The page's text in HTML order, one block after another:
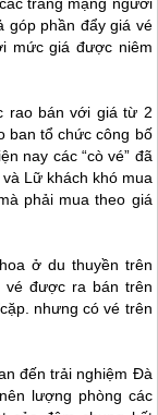
góp phần đẩy giá vé
mức giá được niêm
rao bán với giá từ 2
ban tổ chức công bố
nay các “cò vé” đã
Lữ khách khó mua
phải mua theo giá
ở du thuyền trên
được ra bán trên
nhưng có vé trên
đến trải nghiệm Đà
lượng phòng các